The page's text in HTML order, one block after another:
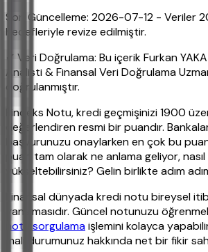
Son Güncelleme: 2026-07-12 - Veriler
hedefleriyle revize edilmiştir.
✔ Veri Doğrulama: Bu içerik Furkan
Analisti & Finansal Veri Doğrulama
doğrulanmıştır.
Findeks Notu, kredi geçmişinizi 1900
değerlendiren resmi bir puandır.
başvurunuzu onaylarken en çok bu
puan tam olarak ne anlama geliyor,
yükseltebilirsiniz? Gelin birlikte adım
Finansal dünyada kredi notu bireysel
yansımasıdır. Güncel notunuzu
notu sorgulamaişlemini kolayca
mali durumunuz hakkında net bir fikir